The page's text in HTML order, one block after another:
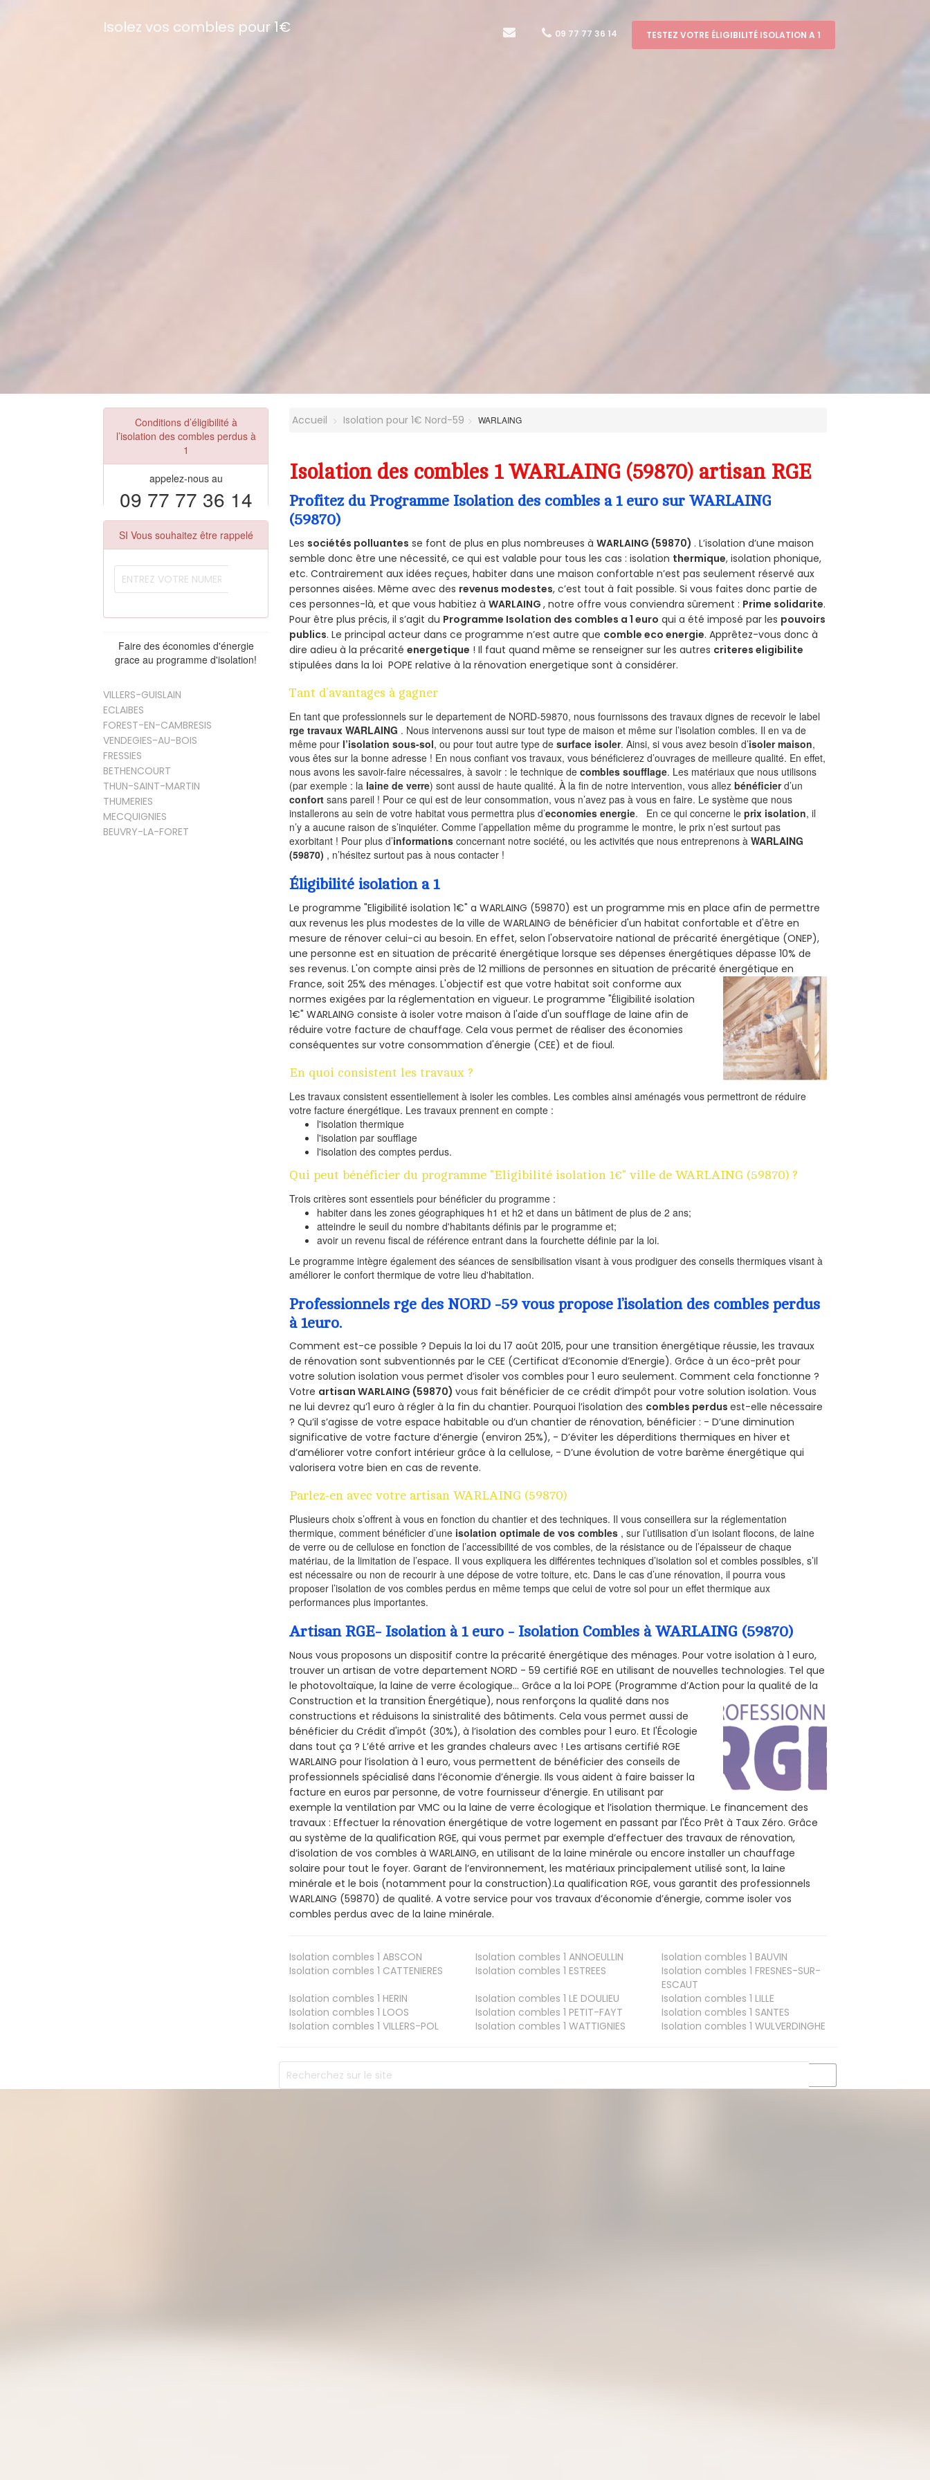
Isolez vos combles pour 1€ 09 77 77 36 14 TESTEZ VOTRE ÉLIGIBILITÉ ISOLATION A 1
Conditions d’éligibilité à
l’isolation des combles perdus à
1
appelez-nous au
09 77 77 36 14
SI Vous souhaitez être rappelé
Faire des économies d'énergie
grace au programme d'isolation!
VILLERS-GUISLAIN
ECLAIBES
FOREST-EN-CAMBRESIS
VENDEGIES-AU-BOIS
FRESSIES
BETHENCOURT
THUN-SAINT-MARTIN
THUMERIES
MECQUIGNIES
BEUVRY-LA-FORET
Accueil Isolation pour 1€ Nord-59 WARLAING
Isolation des combles 1 WARLAING (59870) artisan RGE
Profitez du Programme Isolation des combles a 1 euro sur WARLAING
(59870)
Les sociétés polluantes se font de plus en plus nombreuses àWARLAING (59870) . L’isolation d’une maison
semble donc être une nécessité, ce qui est valable pour tous les cas : isolation thermique, isolation phonique,
etc. Contrairement aux idées reçues, habiter dans une maison confortable n’est pas seulement réservé aux
personnes aisées. Même avec des revenus modestes, c’est tout à fait possible. Si vous faites donc partie de
ces personnes-là, et que vous habitiez àWARLAING, notre offre vous conviendra sûrement : Prime solidarite.
Pour être plus précis, il s’agit du Programme Isolation des combles a 1 euro qui a été imposé par les pouvoirs
publics. Le principal acteur dans ce programme n’est autre que comble eco energie. Apprêtez-vous donc à
dire adieu à la précaritéenergetique ! Il faut quand même se renseigner sur les autres criteres eligibilite
stipulées dans la loi POPE relative à la rénovation energetique sont à considérer.
Tant d’avantages à gagner
En tant que professionnels sur le departement de NORD-59870, nous fournissons des travaux dignes de recevoir le label
rge travaux WARLAING . Nous intervenons aussi sur tout type de maison et même sur l’isolation combles. Il en va de
même pour l’isolation sous-sol, ou pour tout autre type desurface isoler. Ainsi, si vous avez besoin d’isoler maison,
vous êtes sur la bonne adresse ! En nous confiant vos travaux, vous bénéficierez d’ouvrages de meilleure qualité. En effet,
nous avons les savoir-faire nécessaires, à savoir : le technique decombles soufflage. Les matériaux que nous utilisons
(par exemple : la laine de verre) sont aussi de haute qualité. À la fin de notre intervention, vous allezbénéficierd’un
confort sans pareil ! Pour ce qui est de leur consommation, vous n’avez pas à vous en faire. Le système que nous
installerons au sein de votre habitat vous permettra plus d’economies energie. En ce qui concerne leprix isolation, il
n’y a aucune raison de s’inquiéter. Comme l’appellation même du programme le montre, le prix n’est surtout pas
exorbitant ! Pour plus d’informations concernant notre société, ou les activités que nous entreprenons àWARLAING
(59870) , n’hésitez surtout pas à nous contacter !
Éligibilité isolation a 1
Le programme "Eligibilité isolation 1€" a WARLAING (59870) est un programme mis en place afin de permettre
aux revenus les plus modestes de la ville de WARLAING de bénéficier d'un habitat confortable et d'être en
mesure de rénover celui-ci au besoin. En effet, selon l'observatoire national de précarité énergétique (ONEP),
une personne est en situation de précarité énergétique lorsque ses dépenses énergétiques dépasse 10% de
ses revenus. L'on compte ainsi près de 12 millions de personnes en situation de précarité énergétique en
France, soit 25% des ménages.L'objectif est que votre habitat soit conforme aux
normes exigées par la réglementation en vigueur. Le programme "Éligibilité isolation
1€" WARLAING consiste à isoler votre maison à l'aide d'un soufflage de laine afin de
réduire votre facture de chauffage. Cela vous permet de réaliser des économies
conséquentes sur votre consommation d'énergie (CEE) et de fioul.
En quoi consistent les travaux ?
Les travaux consistent essentiellement à isoler les combles. Les combles ainsi aménagés vous permettront de réduire
votre facture énergétique. Les travaux prennent en compte :
l'isolation thermique
l'isolation par soufflage
l'isolation des comptes perdus.
Qui peut bénéficier du programme "Eligibilité isolation 1€" ville de WARLAING (59870) ?
Trois critères sont essentiels pour bénéficier du programme :
habiter dans les zones géographiques h1 et h2 et dans un bâtiment de plus de 2 ans;
atteindre le seuil du nombre d'habitants définis par le programme et;
avoir un revenu fiscal de référence entrant dans la fourchette définie par la loi.
Le programme intègre également des séances de sensibilisation visant à vous prodiguer des conseils thermiques visant à
améliorer le confort thermique de votre lieu d'habitation.
Professionnels rge des NORD -59 vous propose l’isolation des combles perdus
à 1euro.
Comment est-ce possible ? Depuis la loi du 17 août 2015, pour une transition énergétique réussie, les travaux
de rénovation sont subventionnés par le CEE (Certificat d’Economie d’Energie). Grâce à un éco-prêt pour
votre solution isolation vous permet d’isoler vos combles pour 1 euro seulement. Comment cela fonctionne ?
Votre artisan WARLAING (59870)vous fait bénéficier de ce crédit d’impôt pour votre solution isolation. Vous
ne lui devrez qu’1 euro à régler à la fin du chantier. Pourquoi l’isolation des combles perdusest-elle nécessaire
? Qu’il s’agisse de votre espace habitable ou d’un chantier de rénovation, bénéficier : - D’une diminution
significative de votre facture d’énergie (environ 25%), - D’éviter les déperditions thermiques en hiver et
d’améliorer votre confort intérieur grâce à la cellulose, - D’une évolution de votre barème énergétique qui
valorisera votre bien en cas de revente.
Parlez-en avec votre artisan WARLAING (59870)
Plusieurs choix s’offrent à vous en fonction du chantier et des techniques. Il vous conseillera sur la réglementation
thermique, comment bénéficier d’une isolation optimale de vos combles , sur l’utilisation d’un isolant flocons, de laine
de verre ou de cellulose en fonction de l’accessibilité de vos combles, de la résistance ou de l’épaisseur de chaque
matériau, de la limitation de l’espace. Il vous expliquera les différentes techniques d’isolation sol et combles possibles, s’il
est nécessaire ou non de recourir à une dépose de votre toiture, etc. Dans le cas d’une rénovation, il pourra vous
proposer l’isolation de vos combles perdus en même temps que celui de votre sol pour un effet thermique aux
performances plus importantes.
Artisan RGE- Isolation à 1 euro - Isolation Combles à WARLAING (59870)
Nous vous proposons un dispositif contre la précarité énergétique des ménages. Pour votre isolation à 1 euro,
trouver un artisan de votre departement NORD - 59 certifié RGE en utilisant de nouvelles technologies. Tel que
le photovoltaïque, la laine de verre écologique... Grâce a la loi POPE (Programme d’Action pour la qualité de la
Construction et la transition Énergétique), nous renforçons la qualité dans nos
constructions et réduisons la sinistralité des bâtiments. Cela vous permet aussi de
bénéficier du Crédit d'impôt (30%), à l’isolation des combles pour 1 euro. Et l'Écologie
dans tout ça ? L’été arrive et les grandes chaleurs avec ! Les artisans certifié RGE
WARLAING pour l’isolation à 1 euro, vous permettent de bénéficier des conseils de
professionnels spécialisé dans l’économie d’énergie. Ils vous aident à faire baisser la
facture en euros par personne, de votre fournisseur d’énergie. En utilisant par
exemple la ventilation par VMC ou la laine de verre écologique et l’isolation thermique. Le financement des
travaux : Effectuer la rénovation énergétique de votre logement en passant par l'Éco Prêt à Taux Zéro. Grâce
au système de la qualification RGE, qui vous permet par exemple d’effectuer des travaux de rénovation,
d’isolation de vos combles à WARLAING, en utilisant de la laine minérale ou encore installer un chauffage
solaire pour tout le foyer. Garant de l’environnement, les matériaux principalement utilisé sont, la laine
minérale et le bois (notamment pour la construction).La qualification RGE, vous garantit des professionnels
WARLAING (59870) de qualité. A votre service pour vos travaux d’économie d’énergie, comme isoler vos
combles perdus avec de la laine minérale.
Isolation combles 1 ABSCON Isolation combles 1 ANNOEULLIN Isolation combles 1 BAUVIN
Isolation combles 1 CATTENIERES Isolation combles 1 ESTREES Isolation combles 1 FRESNES-SUR-
ESCAUT
Isolation combles 1 HERIN Isolation combles 1 LE DOULIEU Isolation combles 1 LILLE
Isolation combles 1 LOOS Isolation combles 1 PETIT-FAYT Isolation combles 1 SANTES
Isolation combles 1 VILLERS-POL Isolation combles 1 WATTIGNIES Isolation combles 1 WULVERDINGHE